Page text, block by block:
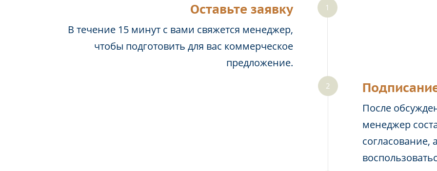
Оставьте заявку
В течение 15 минут с вами свяжется менеджер,
чтобы подготовить для вас коммерческое
предложение.
После
менеджер